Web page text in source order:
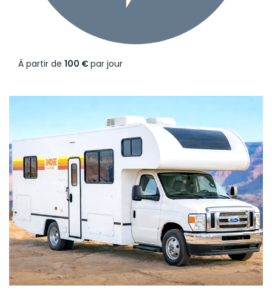
À partir de 100 €par jour